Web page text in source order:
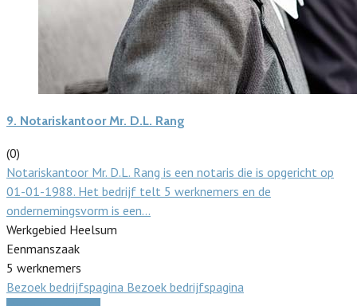
9. Notariskantoor Mr. D.L. Rang
(0)
Notariskantoor Mr. D.L. Rang is een notaris die is opgericht op
01-01-1988. Het bedrijf telt 5 werknemers en de
ondernemingsvorm is een…
Werkgebied Heelsum
Eenmanszaak
5 werknemers
Bezoek bedrijfspagina Bezoek bedrijfspagina